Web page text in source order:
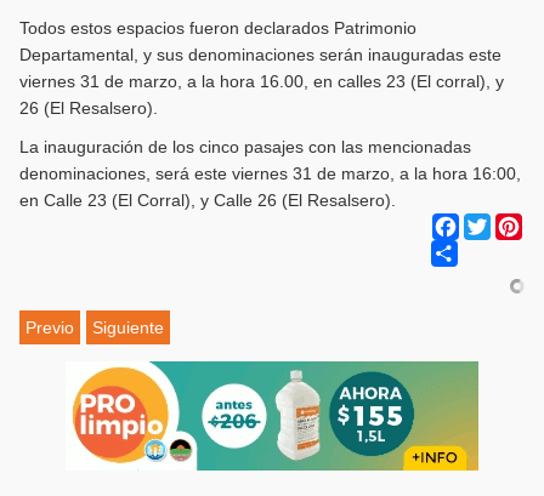
Todos estos espacios fueron declarados Patrimonio
Departamental, y sus denominaciones serán inauguradas este
viernes 31 de marzo, a la hora 16.00, en calles 23 (El corral), y
26 (El Resalsero).
La inauguración de los cinco pasajes con las mencionadas
denominaciones, será este viernes 31 de marzo, a la hora 16:00,
en Calle 23 (El Corral), y Calle 26 (El Resalsero).
Facebook
Twitter
Previo Siguiente